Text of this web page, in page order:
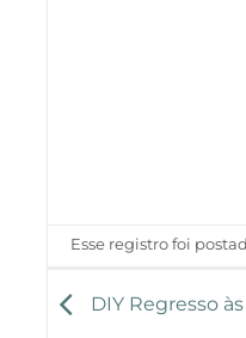
Esse registro foi
DIY Regresso